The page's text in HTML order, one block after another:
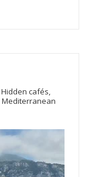
Hidden cafés,
Mediterranean